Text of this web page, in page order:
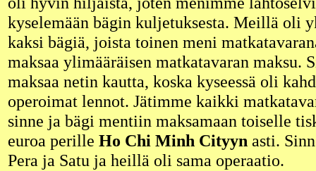
kyselemään bägin kuljetuksesta. Meillä oli
kaksi bägiä, joista toinen meni
maksaa ylimääräisen matkatavaran maksu.
maksaa netin kautta, koska kyseessä oli
operoimat lennot. Jätimme kaikki
sinne ja bägi mentiin maksamaan toiselle
euroa perille Ho Chi Minh Cityyn asti.
Pera ja Satu ja heillä oli sama operaatio.